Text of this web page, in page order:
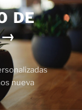
DE
→
nueva